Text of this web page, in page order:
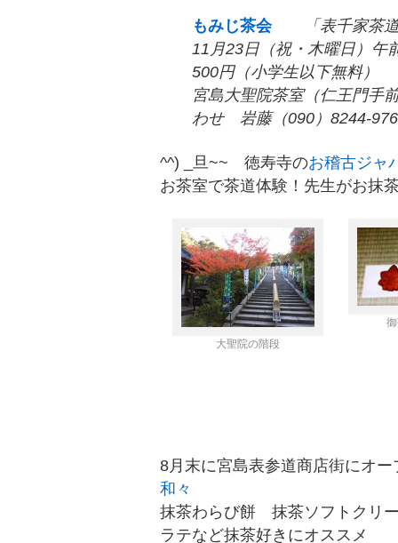
もみじ茶会「表千家茶道
11月23日（祝・木曜日）
500円（小学生以下無料）
宮島大聖院茶室（仁王門
わせ 岩藤（090）8244-
^^) _旦~~ 徳寿寺のお稽古ジャ
お茶室で茶道体験！先生がお抹
大聖院の階段
8月末に宮島表参道商店街にオ
和々
抹茶わらび餅 抹茶ソフトクリ
ラテなど抹茶好きにオススメ